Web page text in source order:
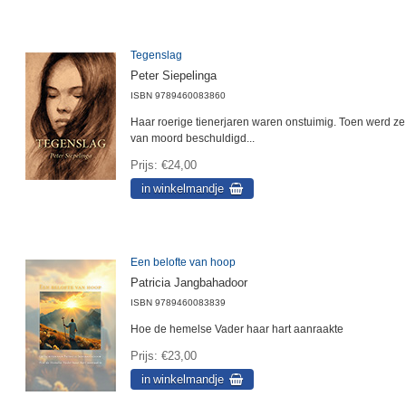
Tegenslag
Peter Siepelinga
ISBN 9789460083860
Haar roerige tienerjaren waren onstuimig. Toen werd ze
van moord beschuldigd...
Prijs €24,00
Een belofte van hoop
Patricia Jangbahadoor
ISBN 9789460083839
Hoe de hemelse Vader haar hart aanraakte
Prijs €23,00